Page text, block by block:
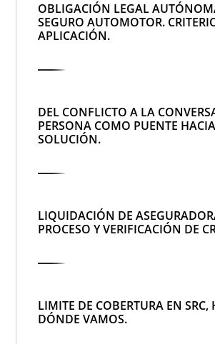
OBLIGACIÓN LEGAL
SEGURO AUTOMOTOR.
APLICACIÓN.
DEL CONFLICTO A LA
PERSONA COMO PUENTE
SOLUCIÓN.
LIQUIDACIÓN DE
PROCESO Y VERIFICACIÓN DE
LIMITE DE COBERTURA EN SRC,
DÓNDE VAMOS.